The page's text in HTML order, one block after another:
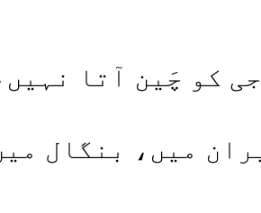
کو چَین آتا
میں، بنگال